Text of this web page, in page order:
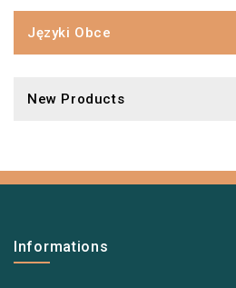
Języki Obce
New Products
Informations